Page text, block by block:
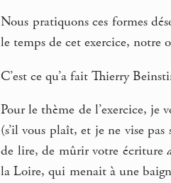
Nous pratiquons ces formes
le temps de cet exercice, notre
C’est ce qu’a fait Thierry
Pour le thème de l’exercice, je
(s’il vous plaît, et je ne vise
de lire, de mûrir votre écriture
la Loire, qui menait à une